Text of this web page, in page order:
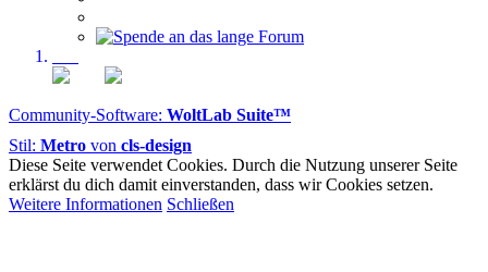
Community-Software: WoltLab Suite™
Stil: Metro von cls-design
Diese Seite verwendet Cookies. Durch die Nutzung unserer Seite
erklärst du dich damit einverstanden, dass wir Cookies setzen.
Weitere Informationen Schließen